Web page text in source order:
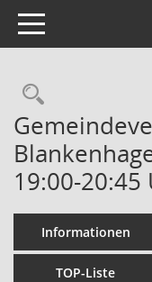
Toggle navigation
19:00-20:45
Informationen
TOP-Liste